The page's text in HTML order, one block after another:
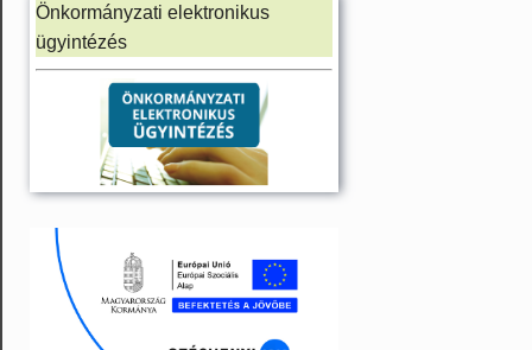
Önkormányzati elektronikus
ügyintézés